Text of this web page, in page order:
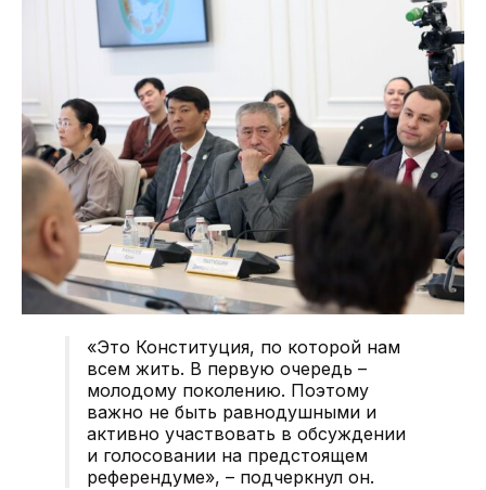
«Это Конституция, по которой нам
всем жить. В первую очередь –
молодому поколению. Поэтому
важно не быть равнодушными и
активно участвовать в обсуждении
и голосовании на предстоящем
референдуме», – подчеркнул он.